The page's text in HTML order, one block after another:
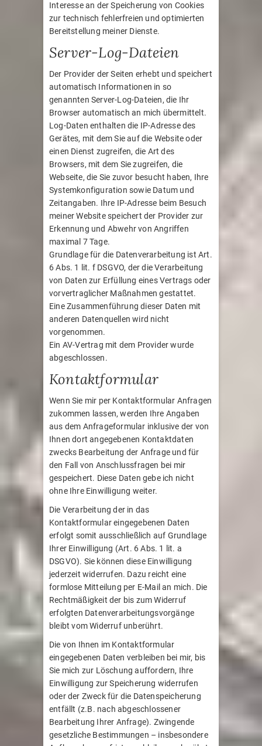
Interesse an der Speicherung von Cookies
zur technisch fehlerfreien und optimierten
Bereitstellung meiner Dienste.
Server-Log-Dateien
Der Provider der Seiten erhebt und speichert
automatisch Informationen in so
genannten Server-Log-Dateien, die Ihr
Browser automatisch an mich übermittelt.
Log-Daten enthalten die IP-Adresse des
Gerätes, mit dem Sie auf die Website oder
einen Dienst zugreifen, die Art des
Browsers, mit dem Sie zugreifen, die
Webseite, die Sie zuvor besucht haben, Ihre
Systemkonfiguration sowie Datum und
Zeitangaben. Ihre IP-Adresse beim Besuch
meiner Website speichert der Provider zur
Erkennung und Abwehr von Angriffen
maximal 7 Tage.
Grundlage für die Datenverarbeitung ist Art.
6 Abs. 1 lit. f DSGVO, der die Verarbeitung
von Daten zur Erfüllung eines Vertrags oder
vorvertraglicher Maßnahmen gestattet.
Eine Zusammenführung dieser Daten mit
anderen Datenquellen wird nicht
vorgenommen.
Ein AV-Vertrag mit dem Provider wurde
abgeschlossen.
Kontaktformular
Wenn Sie mir per Kontaktformular Anfragen
zukommen lassen, werden Ihre Angaben
aus dem Anfrageformular inklusive der von
Ihnen dort angegebenen Kontaktdaten
zwecks Bearbeitung der Anfrage und für
den Fall von Anschlussfragen bei mir
gespeichert. Diese Daten gebe ich nicht
ohne Ihre Einwilligung weiter.
Die Verarbeitung der in das
Kontaktformular eingegebenen Daten
erfolgt somit ausschließlich auf Grundlage
Ihrer Einwilligung (Art. 6 Abs. 1 lit. a
DSGVO). Sie können diese Einwilligung
jederzeit widerrufen. Dazu reicht eine
formlose Mitteilung per E-Mail an mich. Die
Rechtmäßigkeit der bis zum Widerruf
erfolgten Datenverarbeitungsvorgänge
bleibt vom Widerruf unberührt.
Die von Ihnen im Kontaktformular
eingegebenen Daten verbleiben bei mir, bis
Sie mich zur Löschung auffordern, Ihre
Einwilligung zur Speicherung widerrufen
oder der Zweck für die Datenspeicherung
entfällt (z.B. nach abgeschlossener
Bearbeitung Ihrer Anfrage). Zwingende
gesetzliche Bestimmungen – insbesondere